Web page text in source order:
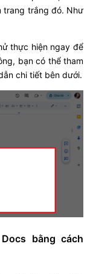
trang trắng đó. Như
thực hiện ngay để
bạn có thể tham
chi tiết bên dưới.
bằng cách